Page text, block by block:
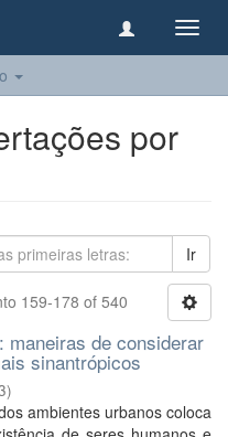
por
Ir
159-178 of 540
maneiras de considerar
sinantrópicos
)
ambientes urbanos coloca